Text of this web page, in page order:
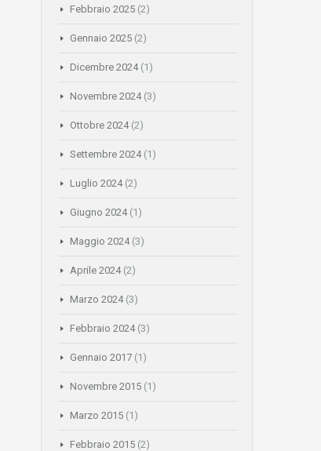
Febbraio 2025 (2)
Gennaio 2025 (2)
Dicembre 2024(1)
Novembre 2024(3)
Ottobre 2024(2)
Settembre 2024(1)
Luglio 2024(2)
Giugno 2024(1)
Maggio 2024(3)
Aprile 2024(2)
Marzo 2024(3)
Febbraio 2024(3)
Gennaio 2017 (1)
Novembre 2015 (1)
Marzo 2015 (1)
Febbraio 2015 (2)